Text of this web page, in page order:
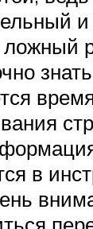
ложный
в